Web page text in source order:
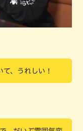
、うれしい！